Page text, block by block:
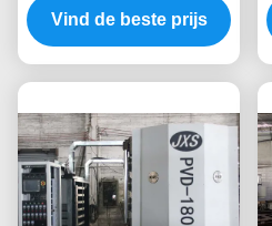
Voedselveilige Metalen
Snijgereedschappen
Vind de beste prijs